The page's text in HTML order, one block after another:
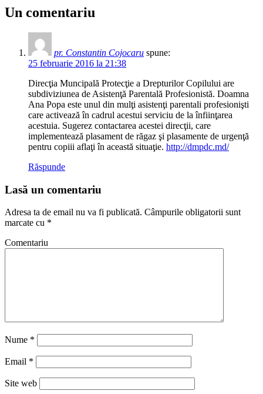
Un comentariu
pr. Constantin Cojocaru spune:
25 februarie 2016 la 21:38
Direcţia Muncipală Protecţie a Drepturilor Copilului are
subdiviziunea de Asistenţă Parentală Profesionistă. Doamna
Ana Popa este unul din mulţi asistenţi parentali profesionişti
care activează în cadrul acestui serviciu de la înfiinţarea
acestuia. Sugerez contactarea acestei direcţii, care
implementează plasament de răgaz şi plasamente de urgenţă
pentru copiii aflaţi în această situaţie. http://dmpdc.md/
Răspunde
Lasă un comentariu
Adresa ta de email nu va fi publicată. Câmpurile obligatorii sunt
marcate cu *
Comentariu
Nume *
Email *
Site web